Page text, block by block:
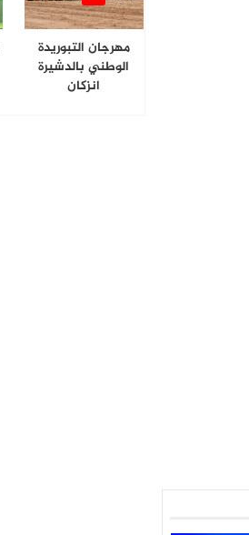
مهرجان التبوريدة
الوطني بالدشيرة
انزكان